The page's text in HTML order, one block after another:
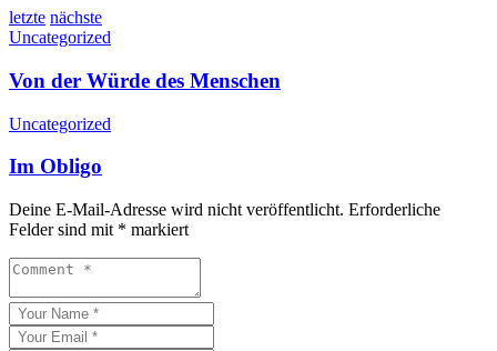
letzte nächste
Uncategorized
Von der Würde des Menschen
Uncategorized
Im Obligo
Deine E-Mail-Adresse wird nicht veröffentlicht. Erforderliche
Felder sind mit * markiert